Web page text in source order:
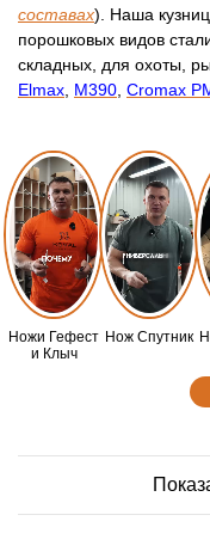
составах). Наша
порошковых видов
складных, для охоты,
Elmax М390 Cromax
Ножи Гефест
и Клыч
Нож Спутник